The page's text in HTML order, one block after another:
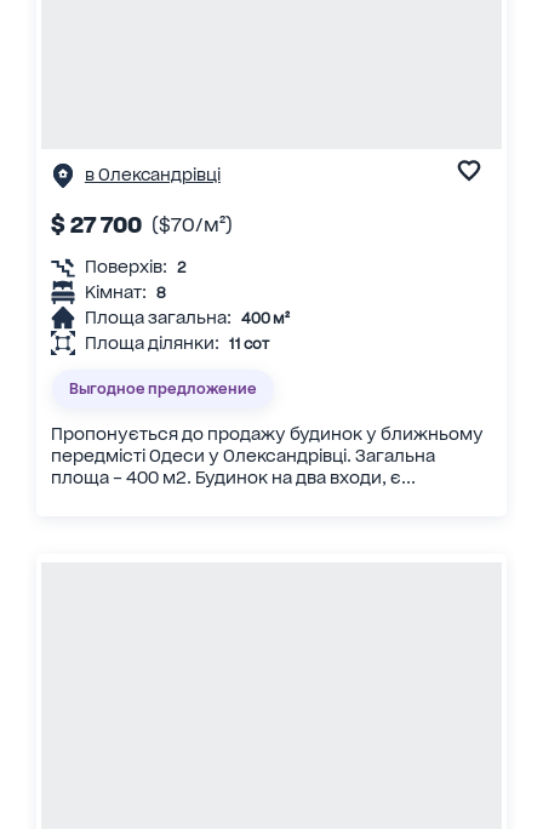
в Олександрівці
$ 27 700 ($70/м²)
Поверхів: 2
Кімнат: 8
Площа загальна: 400 м²
Площа ділянки: 11 сот
Выгодное предложение
Пропонується до продажу будинок у ближньому
передмісті Одеси у Олександрівці. Загальна
площа – 400 м2. Будинок на два входи, є...